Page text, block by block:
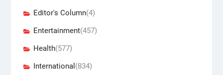
Editor's Column(4)
Entertainment(457)
Health(577)
International (834)